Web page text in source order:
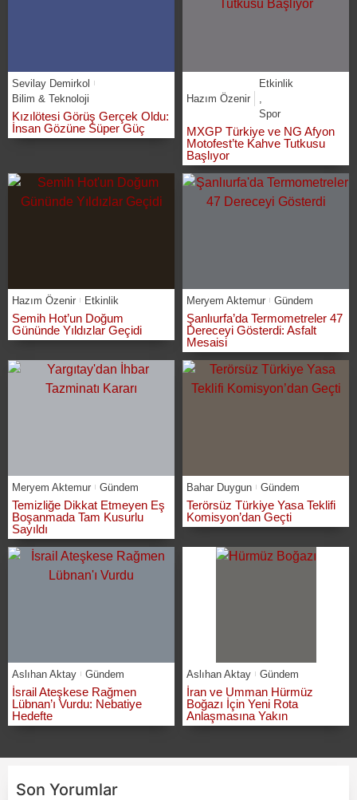
Sevilay Demirkol
Bilim & Teknoloji
Kızılötesi Görüş Gerçek Oldu:
İnsan Gözüne Süper Güç
Hazım Özenir
Etkinlik
Spor
MXGP Türkiye ve NG Afyon
Motofest’te Kahve Tutkusu
Başlıyor
Hazım Özenir Etkinlik
Semih Hot’un Doğum
Gününde Yıldızlar Geçidi
Meryem Aktemur Gündem
Şanlıurfa’da Termometreler 47
Dereceyi Gösterdi: Asfalt
Mesaisi
Meryem Aktemur Gündem
Temizliğe Dikkat Etmeyen Eş
Boşanmada Tam Kusurlu
Sayıldı
Bahar Duygun Gündem
Terörsüz Türkiye Yasa Teklifi
Komisyon’dan Geçti
Aslıhan Aktay Gündem
İsrail Ateşkese Rağmen
Lübnan’ı Vurdu: Nebatiye
Hedefte
Aslıhan Aktay Gündem
İran ve Umman Hürmüz
Boğazı İçin Yeni Rota
Anlaşmasına Yakın
Son Yorumlar